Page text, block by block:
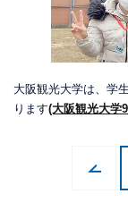
大阪観光大学は、学
ります(大阪観光大